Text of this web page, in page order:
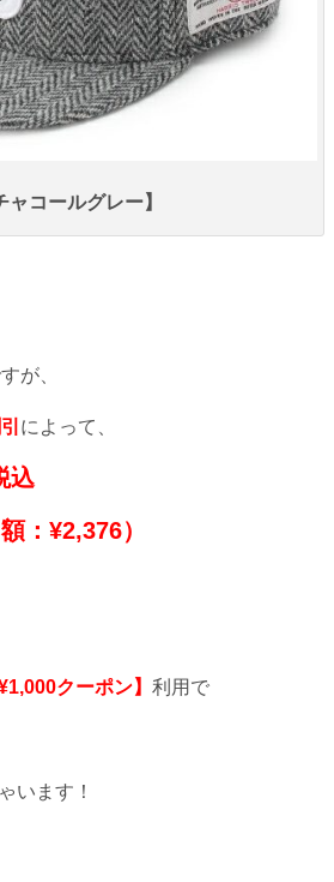
ャコールグレー】
が、
によって、
込
：¥2,376）
¥1,000クーポン】 利用で
います！